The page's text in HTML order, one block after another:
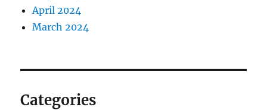
April 2024
March 2024
Categories